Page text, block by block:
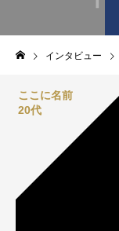
インタビュー
ここに名前
20代